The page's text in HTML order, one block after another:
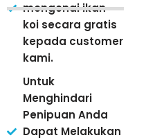
mengenai ikan
koi secara gratis
kepada customer
kami.
Untuk
Menghindari
Penipuan Anda
Dapat Melakukan